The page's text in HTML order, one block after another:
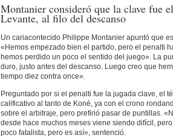
Montanier consideró que la clave fue
Levante, al filo del descanso
Un cariacontecido Philippe Montanier apuntó que
«Hemos empezado bien el partido, pero el penalti
hemos perdido un poco el sentido del juego». La
duro, justo antes del descanso. Luego creo que
tiempo diez contra once».
Preguntado por si el penalti fue la jugada clave, el
calificativo al tanto de Koné, ya con el crono
sobre el arbitraje, pero prefirió pasar de puntillas.
desde hace muchos meses viene siendo difícil,
poco fatalista, pero es así», sentenció.